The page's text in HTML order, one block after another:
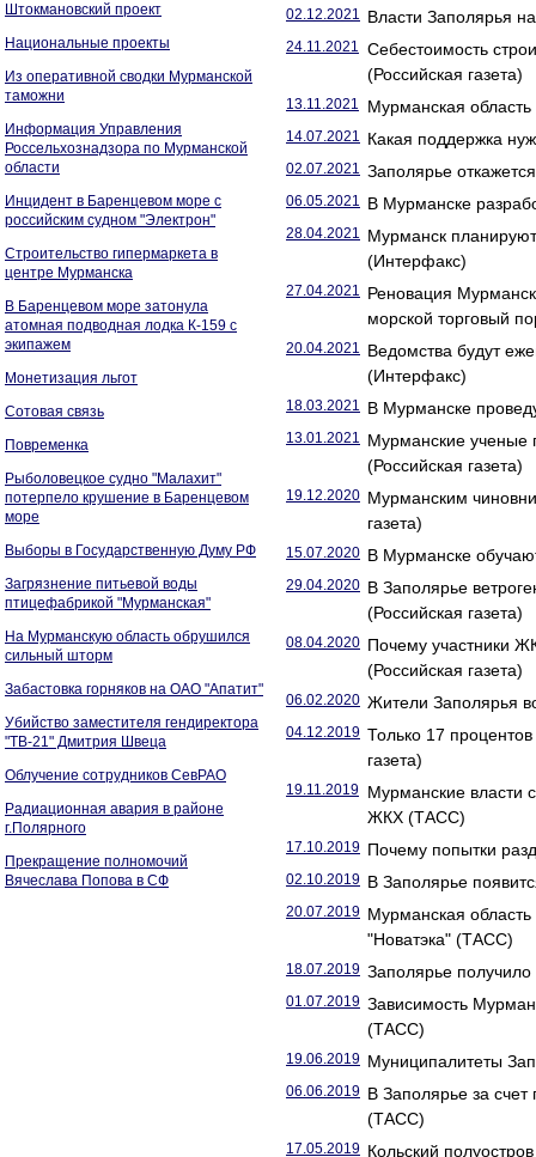
Штокмановский проект
Национальные проекты
Из оперативной сводки Мурманской
таможни
Информация Управления
Россельхознадзора по Мурманской
области
Инцидент в Баренцевом море с
российским судном "Электрон"
Строительство гипермаркета в
центре Мурманска
В Баренцевом море затонула
атомная подводная лодка К-159 с
экипажем
Монетизация льгот
Сотовая связь
Повременка
Рыболовецкое судно "Малахит"
потерпело крушение в Баренцевом
море
Выборы в Государственную Думу РФ
Загрязнение питьевой воды
птицефабрикой "Мурманская"
На Мурманскую область обрушился
сильный шторм
Забастовка горняков на ОАО "Апатит"
Убийство заместителя гендиректора
"ТВ-21" Дмитрия Швеца
Облучение сотрудников СевРАО
Радиационная авария в районе
г.Полярного
Прекращение полномочий
Вячеслава Попова в СФ
02.12.2021 Власти Заполярья
24.11.2021 Себестоимость
(Российская газета)
13.11.2021 Мурманская
14.07.2021 Какая поддержка
02.07.2021 Заполярье
06.05.2021 В Мурманске
28.04.2021 Мурманск
(Интерфакс)
27.04.2021 Реновация
морской торговый
20.04.2021 Ведомства будут
(Интерфакс)
18.03.2021 В Мурманске
13.01.2021 Мурманские ученые
(Российская газета)
19.12.2020 Мурманским
газета)
15.07.2020 В Мурманске
29.04.2020 В Заполярье
(Российская газета)
08.04.2020 Почему участники
(Российская газета)
06.02.2020 Жители Заполярья
04.12.2019 Только 17
газета)
19.11.2019 Мурманские власти
ЖКХ (ТАСС)
17.10.2019 Почему попытки
02.10.2019 В Заполярье
20.07.2019 Мурманская область
"Новатэка" (ТАСС)
18.07.2019 Заполярье
01.07.2019 Зависимость
(ТАСС)
19.06.2019 Муниципалитеты
06.06.2019 В Заполярье за
(ТАСС)
17.05.2019 Кольский